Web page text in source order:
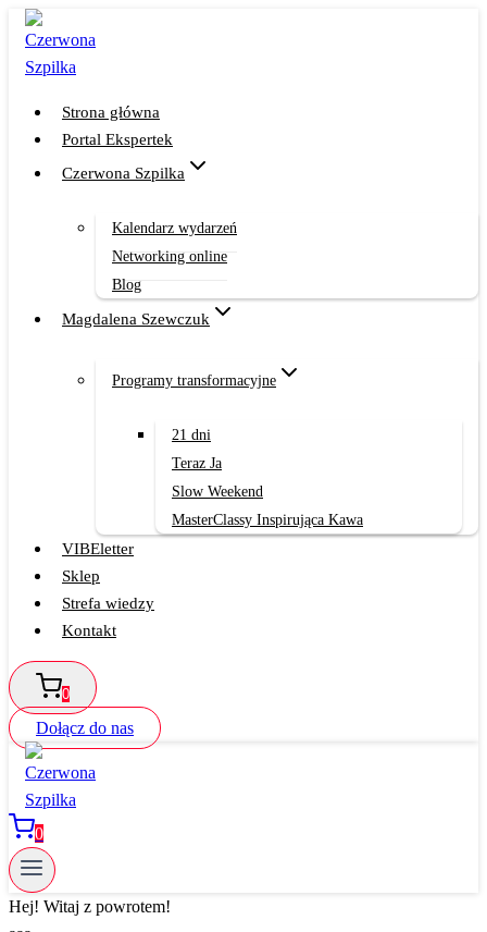
Przejdź
treści
Strona główna
Portal Ekspertek
Czerwona Szpilka
Kalendarz wydarzeń
Networking online
Blog
Magdalena Szewczuk
Programy transformacyjne
21 dni
Teraz Ja
Slow Weekend
MasterClassy Inspirująca Kawa
VIBEletter
Sklep
Strefa wiedzy
Kontakt
0
Dołącz do nas
0
Hej! Witaj z powrotem!